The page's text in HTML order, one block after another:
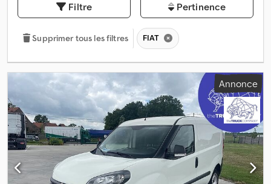
Filtre Pertinence
Supprimer tous les filtres FIAT
Annonce